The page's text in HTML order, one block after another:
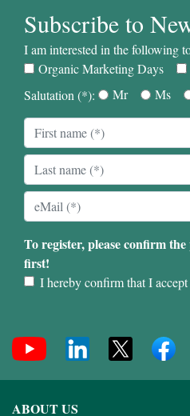
Subscribe to
I am interested in the following
Organic Marketing Days
Salutation (*):
Mr Ms
To register, please confirm
first!
I hereby confirm that I accept
ABOUT US